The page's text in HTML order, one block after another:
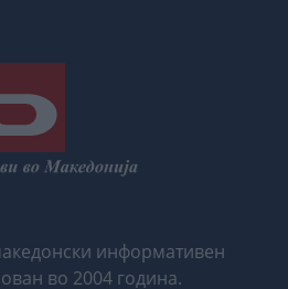
информативен
во 2004 година.